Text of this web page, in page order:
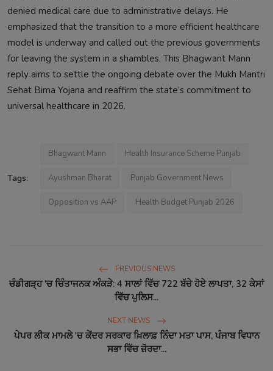
denied medical care due to administrative delays. He
emphasized that the transition to a more efficient healthcare
model is underway and called out the previous governments
for leaving the system in a shambles. This Bhagwant Mann
reply aims to settle the ongoing debate over the Mukh Mantri
Sehat Bima Yojana and reaffirm the state’s commitment to
universal healthcare in 2026.
Tags:
Bhagwant Mann Health Insurance Scheme Punjab
Ayushman Bharat Punjab Government News
Opposition vs AAP Health Budget Punjab 2026
PREVIOUS NEWS
ਚੰਡੀਗੜ੍ਹ 'ਚ ਚਿੰਤਾਜਨਕ ਅੰਕੜੇ: 4 ਸਾਲਾਂ ਵਿੱਚ 722 ਬੱਚੇ ਹੋਏ ਲਾਪਤਾ, 32 ਕੇਸਾਂ
ਵਿੱਚ ਪੁਲਿਸ...
NEXT NEWS
ਪੇਪਰ ਲੀਕ ਮਾਮਲੇ 'ਚ ਕੇਂਦਰ ਸਰਕਾਰ ਖ਼ਿਲਾਫ਼ ਨਿੰਦਾ ਮਤਾ ਪਾਸ, ਪੰਜਾਬ ਵਿਧਾਨ
ਸਭਾ ਵਿੱਚ ਜ਼ੋਰਦਾ...